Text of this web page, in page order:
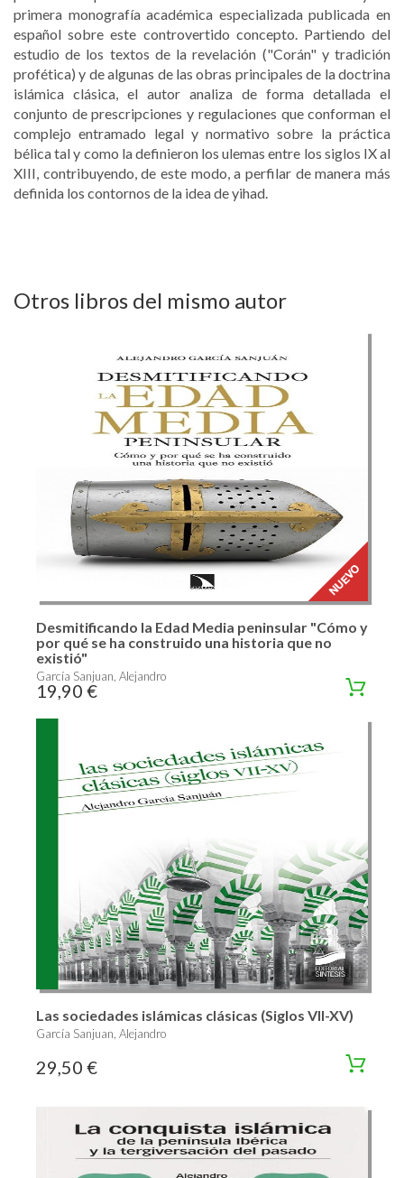
primera monografía académica especializada publicada en
español sobre este controvertido concepto. Partiendo del
estudio de los textos de la revelación ("Corán" y tradición
profética) y de algunas de las obras principales de la doctrina
islámica clásica, el autor analiza de forma detallada el
conjunto de prescripciones y regulaciones que conforman el
complejo entramado legal y normativo sobre la práctica
bélica tal y como la definieron los ulemas entre los siglos IX al
XIII, contribuyendo, de este modo, a perfilar de manera más
definida los contornos de la idea de yihad.
Otros libros del mismo autor
Desmitificando la Edad Media peninsular "Cómo y
por qué se ha construido una historia que no
existió"
García Sanjuan, Alejandro
19,90 €
Las sociedades islámicas clásicas (Siglos VII-XV)
García Sanjuan, Alejandro
29,50 €